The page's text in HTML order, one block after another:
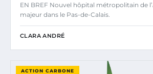
EN BREF Nouvel hôpital métropolitain de
majeur dans le Pas-de-Calais.
CLARA ANDRÉ
ACTION CARBONE